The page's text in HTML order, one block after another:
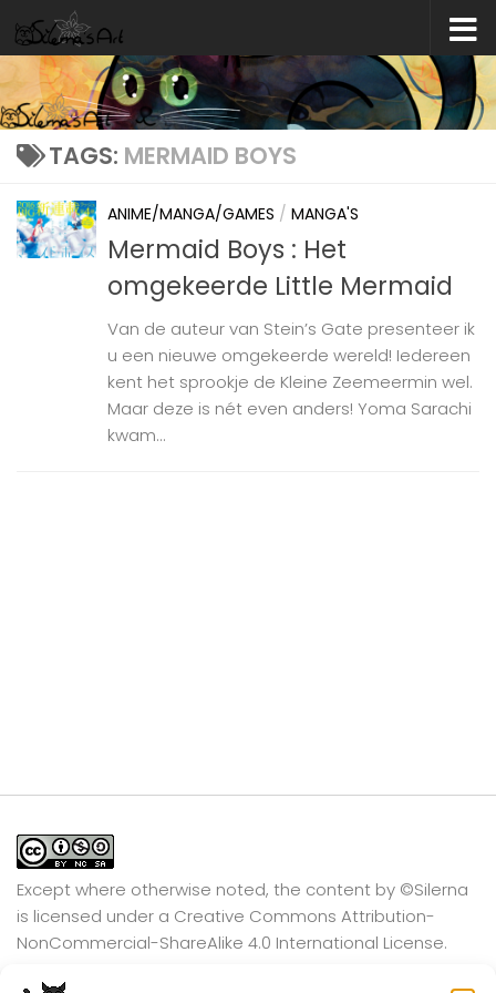
Skip to content
TAGS: MERMAID BOYS
ANIME/MANGA/GAMES / MANGA'S
Mermaid Boys : Het
omgekeerde Little Mermaid
Van de auteur van Stein’s Gate presenteer ik
u een nieuwe omgekeerde wereld! Iedereen
kent het sprookje de Kleine Zeemeermin wel.
Maar deze is nét even anders! Yoma Sarachi
kwam...
Except where otherwise noted, the content by ©Silerna
is licensed under a Creative Commons Attribution-
NonCommercial-ShareAlike 4.0 International License.